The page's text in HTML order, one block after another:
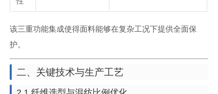
该三重功能集成使得面料能够在复杂工况下提供全面保
护。
二、关键技术与生产工艺